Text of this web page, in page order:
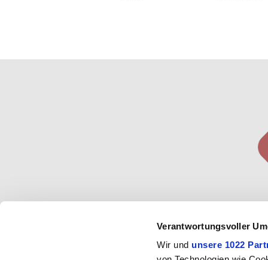
Verantwortungsvoller
Wir und unsere 1022
mit